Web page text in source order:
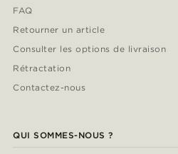
FAQ
Retourner un article
Consulter les options de livraison
Rétractation
Contactez-nous
QUI SOMMES-NOUS ?